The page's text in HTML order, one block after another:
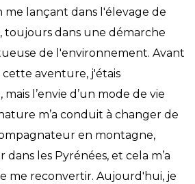
me lançant dans l'élevage de
toujours dans une démarche
de l'environnement. Avant
aventure, j'étais
l’envie d’un mode de vie
m’a conduit à changer de
en montagne,
dans les Pyrénées, et cela m’a
me reconvertir. Aujourd'hui, je